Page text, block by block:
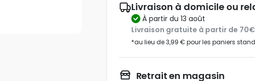
Livraison à domicile ou
à partir du 13 août
Livraison gratuite à partir de
*au lieu de 3,99 € pour les paniers
Retrait en magasin